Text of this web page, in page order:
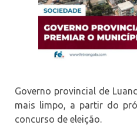
Governo provincial de
mais limpo, a partir do
concurso de eleição.